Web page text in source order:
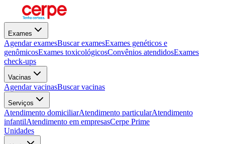
Exames
Agendar examesBuscar examesExames genéticos e
genômicosExames toxicológicosConvênios atendidosExames
check-ups
Vacinas
Agendar vacinasBuscar vacinas
Serviços
Atendimento domiciliarAtendimento particularAtendimento
infantilAtendimento em empresasCerpe Prime
Unidades